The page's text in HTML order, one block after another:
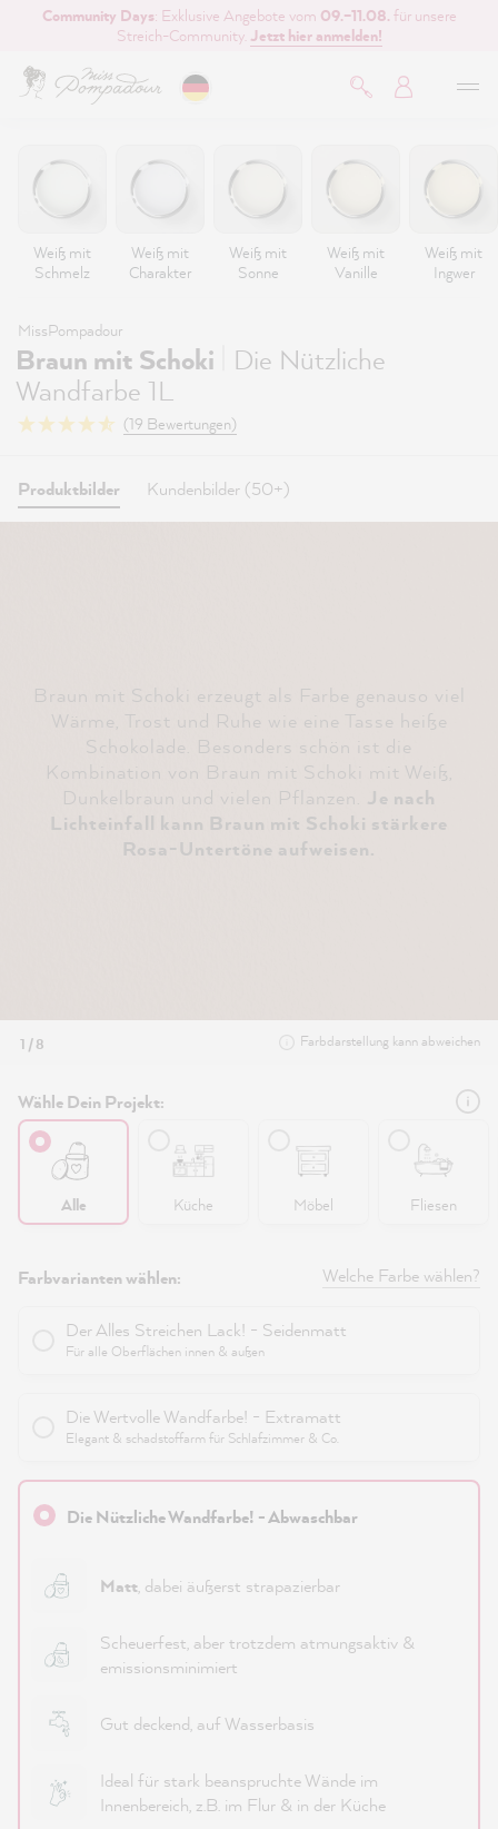
springen
Community Days: Exklusive Angebote vom 09.–11.08. für unsere
Streich-Community. Jetzt hier anmelden!
Weiß mit
Schmelz
Weiß mit
Charakter
Weiß mit
Sonne
Weiß mit
Vanille
Weiß mit
Ingwer
MissPompadour
Braun mit Schoki
Die Nützliche
Wandfarbe 1L
(19 Bewertungen)
Produktbilder Kundenbilder (50+)
Braun mit Schoki erzeugt als Farbe genauso viel
Wärme, Trost und Ruhe wie eine Tasse heiße
Schokolade. Besonders schön ist die
Kombination von Braun mit Schoki mit Weiß,
Dunkelbraun und vielen Pflanzen. Je nach
Lichteinfall kann Braun mit Schoki stärkere
Rosa-Untertöne aufweisen.
1 / 8 Farbdarstellung kann abweichen
Wähle Dein Projekt:
Alle Küche Möbel Fliesen
Farbvarianten wählen: Welche Farbe wählen?
Der Alles Streichen Lack! - Seidenmatt
Für alle Oberflächen innen & außen
Die Wertvolle Wandfarbe! - Extramatt
Elegant & schadstoffarm für Schlafzimmer & Co.
Die Nützliche Wandfarbe! - Abwaschbar
Matt, dabei äußerst strapazierbar
Scheuerfest, aber trotzdem atmungsaktiv &
emissionsminimiert
Gut deckend, auf Wasserbasis
Ideal für stark beanspruchte Wände im
Innenbereich, z.B. im Flur & in der Küche